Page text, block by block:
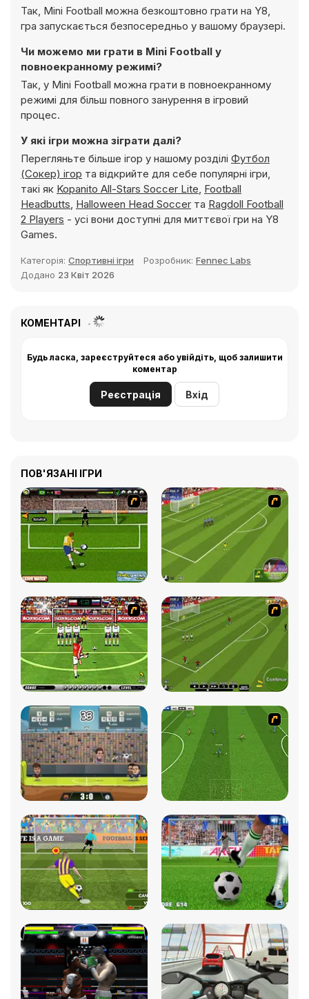
Так, Mini Football можна безкоштовно грати на Y8,
гра запускається безпосередньо у вашому браузері.
Чи можемо ми грати в Mini Football у
повноекранному режимі?
Так, у Mini Football можна грати в повноекранному
режимі для більш повного занурення в ігровий
процес.
У які ігри можна зіграти далі?
Перегляньте більше ігор у нашому розділі Футбол
(Сокер) ігор та відкрийте для себе популярні ігри,
такі як Kopanito All-Stars Soccer Lite, Football
Headbutts, Halloween Head Soccer та Ragdoll Football
2 Players - усі вони доступні для миттєвої гри на Y8
Games.
Категорія: Спортивні ігри Розробник: Fennec Labs
Додано 23 Квіт 2026
КОМЕНТАРІ
Будь ласка, зареєструйтеся або увійдіть, щоб залишити
коментар
Реєстрація Вхід
ПОВ'ЯЗАНІ ІГРИ